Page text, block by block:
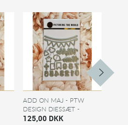
ADD ON MAJ - PTW
DESIGN DIESSÆT -
TILLYKKE...
125,00 DKK